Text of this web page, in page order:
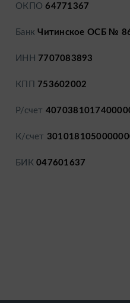
ОКПО64771367
БанкЧитинское ОСБ №
ИНН 7707083893
КПП 753602002
Р/счет
К/счет
БИК047601637